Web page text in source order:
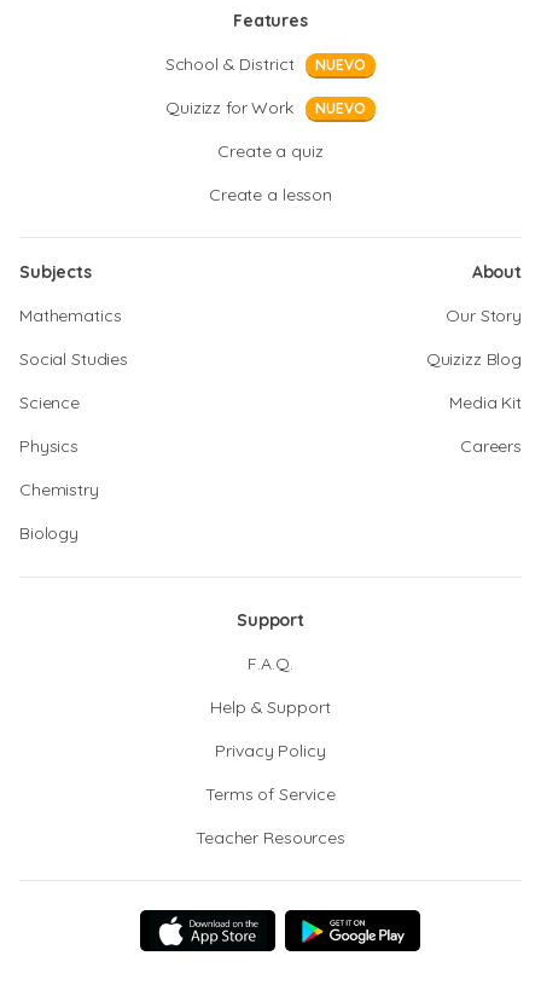
Features
School & District
NUEVO
Quizizz for Work NUEVO
Create a quiz
Create a lesson
Subjects
Mathematics
Social Studies
Science
Physics
Chemistry
Biology
About
Our Story
Quizizz Blog
Media Kit
Careers
Support
F.A.Q.
Help & Support
Privacy Policy
Terms of Service
Teacher Resources